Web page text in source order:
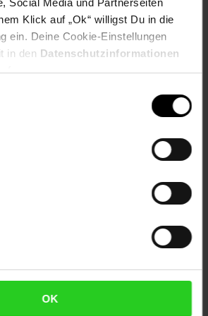
Klick auf „Ok“ willigst Du in die
ein. Deine Cookie-Einstellungen
in den Datenschutzinformationen
OK
Bewässerungs-Zubehör
TV-Shop Weinwelt